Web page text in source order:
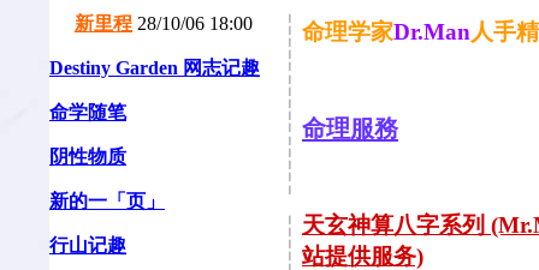
新里程 28/10/06 18:00
Destiny Garden 网志记趣
命学随笔
阴性物质
新的一「页」
行山记趣
命理学家Dr.Man人手
命理服務
天玄神算八字系列
站提供服务)